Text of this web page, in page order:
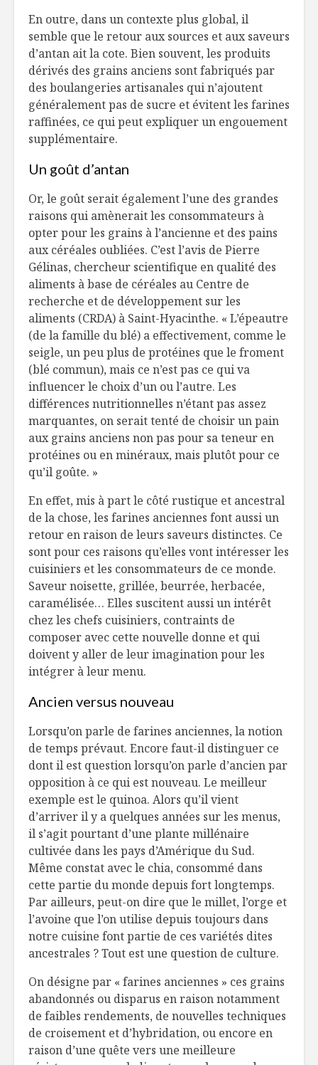
En outre, dans un contexte plus global, il
semble que le retour aux sources et aux saveurs
d’antan ait la cote. Bien souvent, les produits
dérivés des grains anciens sont fabriqués par
des boulangeries artisanales qui n’ajoutent
généralement pas de sucre et évitent les farines
raffinées, ce qui peut expliquer un engouement
supplémentaire.
Un goût d’antan
Or, le goût serait également l’une des grandes
raisons qui amènerait les consommateurs à
opter pour les grains à l’ancienne et des pains
aux céréales oubliées. C’est l’avis de Pierre
Gélinas, chercheur scientifique en qualité des
aliments à base de céréales au Centre de
recherche et de développement sur les
aliments (CRDA) à Saint-Hyacinthe. « L’épeautre
(de la famille du blé) a effectivement, comme le
seigle, un peu plus de protéines que le froment
(blé commun), mais ce n’est pas ce qui va
influencer le choix d’un ou l’autre. Les
différences nutritionnelles n’étant pas assez
marquantes, on serait tenté de choisir un pain
aux grains anciens non pas pour sa teneur en
protéines ou en minéraux, mais plutôt pour ce
qu’il goûte. »
En effet, mis à part le côté rustique et ancestral
de la chose, les farines anciennes font aussi un
retour en raison de leurs saveurs distinctes. Ce
sont pour ces raisons qu’elles vont intéresser les
cuisiniers et les consommateurs de ce monde.
Saveur noisette, grillée, beurrée, herbacée,
caramélisée… Elles suscitent aussi un intérêt
chez les chefs cuisiniers, contraints de
composer avec cette nouvelle donne et qui
doivent y aller de leur imagination pour les
intégrer à leur menu.
Ancien versus nouveau
Lorsqu’on parle de farines anciennes, la notion
de temps prévaut. Encore faut-il distinguer ce
dont il est question lorsqu’on parle d’ancien par
opposition à ce qui est nouveau. Le meilleur
exemple est le quinoa. Alors qu’il vient
d’arriver il y a quelques années sur les menus,
il s’agit pourtant d’une plante millénaire
cultivée dans les pays d’Amérique du Sud.
Même constat avec le chia, consommé dans
cette partie du monde depuis fort longtemps.
Par ailleurs, peut-on dire que le millet, l’orge et
l’avoine que l’on utilise depuis toujours dans
notre cuisine font partie de ces variétés dites
ancestrales ? Tout est une question de culture.
On désigne par « farines anciennes » ces grains
abandonnés ou disparus en raison notamment
de faibles rendements, de nouvelles techniques
de croisement et d’hybridation, ou encore en
raison d’une quête vers une meilleure